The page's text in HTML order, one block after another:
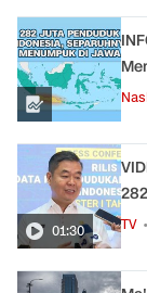
01:30 TV